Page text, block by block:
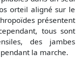
orteil aligné sur le
présentent
tous sont
des jambes
la marche.